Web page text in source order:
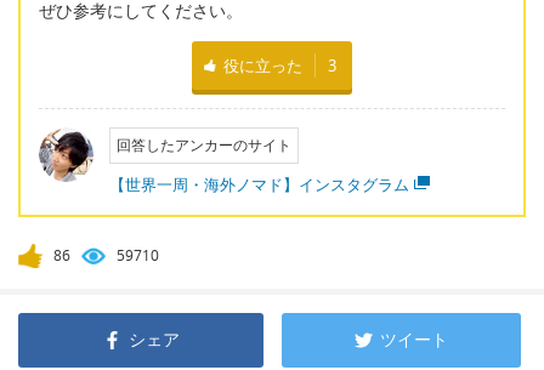
ぜひ参考にしてください。
役に立った 3
回答したアンカーのサイト
【世界一周・海外ノマド】インスタグラム
86 59710
シェア ツイート